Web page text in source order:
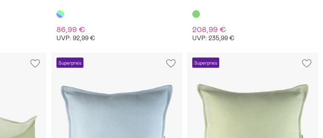
86,99 €
UVP: 92,99 €
208,99 €
UVP: 235,99 €
Superpreis Superpreis